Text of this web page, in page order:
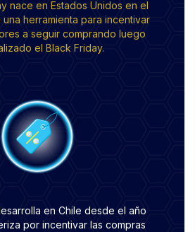
nace en Estados Unidos en el
herramienta para incentivar
a seguir comprando luego
el Black Friday.
en Chile desde el año
por incentivar las compras